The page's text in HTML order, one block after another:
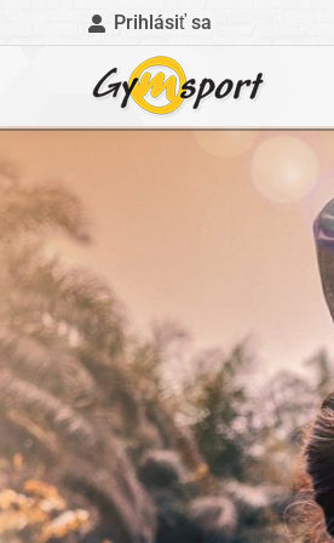
Prihlásiť sa